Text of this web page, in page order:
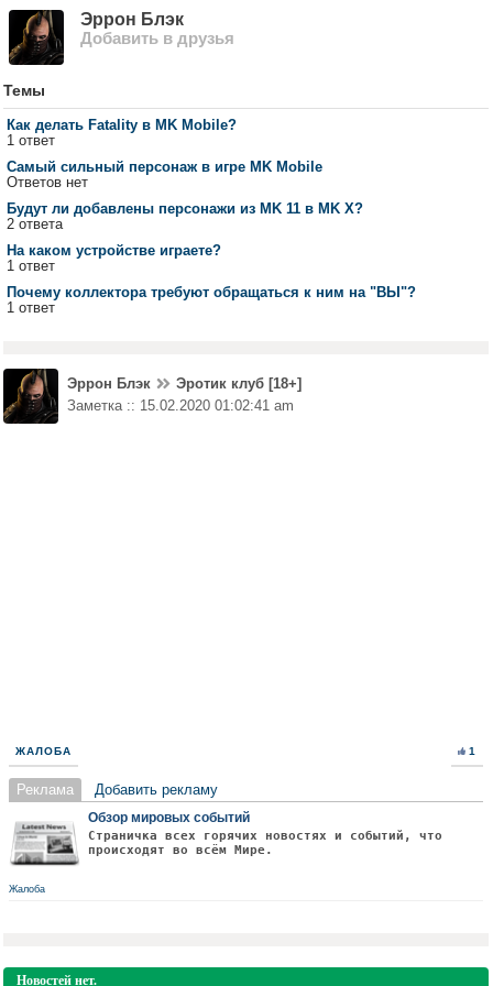
Эррон Блэк
Добавить в друзья
Темы
Как делать Fatality в MK Mobile?
1 ответ
Самый сильный персонаж в игре MK Mobile
Ответов нет
Будут ли добавлены персонажи из MK 11 в MK X?
2 ответа
На каком устройстве играете?
1 ответ
Почему коллектора требуют обращаться к ним на "ВЫ"?
1 ответ
Эррон Блэк
Эротик клуб [18+]
Заметка :: 15.02.2020 01:02:41 am
ЖАЛОБА 1
Реклама Добавить рекламу
Обзор мировых событий
Страничка всех горячих новостях и событий, что
происходят во всём Мире.
Жалоба
Новостей нет.